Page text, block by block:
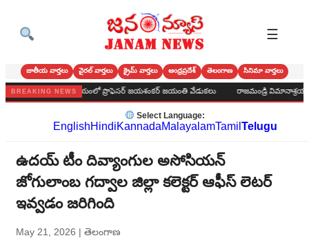
☰
జాతీయ వార్తలు వైరల్ వార్తలు క్రైమ్ వార్తలు ఆంధ్రప్రదేశ్ తెలంగాణ సినిమా వార్తలు
BREAKING NEWS
కార్యాలయంలో ప్రొఫెసర్ జయశంకర్ జయంతి వేడుకలు రాజమండ్రి విమానాశ్రయంలో పూసర్ల
Select Language:
EnglishHindiKannadaMalayalamTamil Telugu
ఉదయ్ టీం దివ్యాంగుల అసోసియన్
జోగులాంబ గద్వాల జిల్లా కలెక్టర్ ఆఫీస్ లెటర్
ఇవ్వడం జరిగింది
May 21, 2026 | తెలంగాణ